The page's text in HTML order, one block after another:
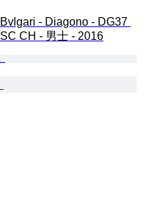
Bvlgari - Diagono - DG37
SC CH - 男士 - 2016